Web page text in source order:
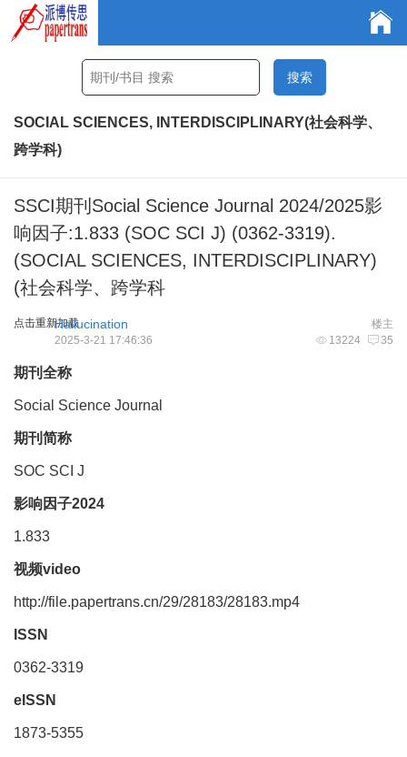
SOCIAL SCIENCES, INTERDISCIPLINARY(社会科学、
跨学科)
SSCI期刊Social Science Journal 2024/2025影
响因子:1.833 (SOC SCI J) (0362-3319).
(SOCIAL SCIENCES, INTERDISCIPLINARY)
(社会科学、跨学科
点击重新加载 楼主
Hallucination
13224 35
2025-3-21 17:46:36
期刊全称
Social Science Journal
期刊简称
SOC SCI J
影响因子2024
1.833
视频video
http://file.papertrans.cn/29/28183/28183.mp4
ISSN
0362-3319
eISSN
1873-5355